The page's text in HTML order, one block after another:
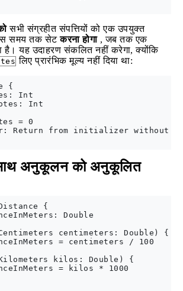
सभी संग्रहीत संपत्तियों को एक उपयुक्त
समय तक सेटकरना होगा, जब तक एक
है। यह उदाहरण संकलित नहीं करेगा, क्योंकि
लिए प्रारंभिक मूल्य नहीं दिया था:
{
Int
Int
= 0
Return from initializer without
साथ अनुकूलन को अनुकूलित
{
Double
centimeters: Double) {
= centimeters / 100
kilos: Double) {
= kilos * 1000